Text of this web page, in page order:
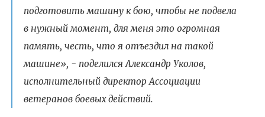
подготовить машину к бою, чтобы не подвела
в нужный момент, для меня это огромная
память, честь, что я отъездил на такой
машине», - поделился Александр Уколов,
исполнительный директор Ассоциации
ветеранов боевых действий.